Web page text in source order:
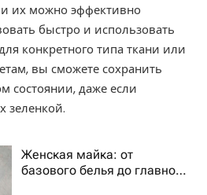
их можно эффективно
быстро и использовать
конкретного типа ткани или
вы сможете сохранить
состоянии, даже если
зеленкой.
Женская майка: от
базового белья до главного